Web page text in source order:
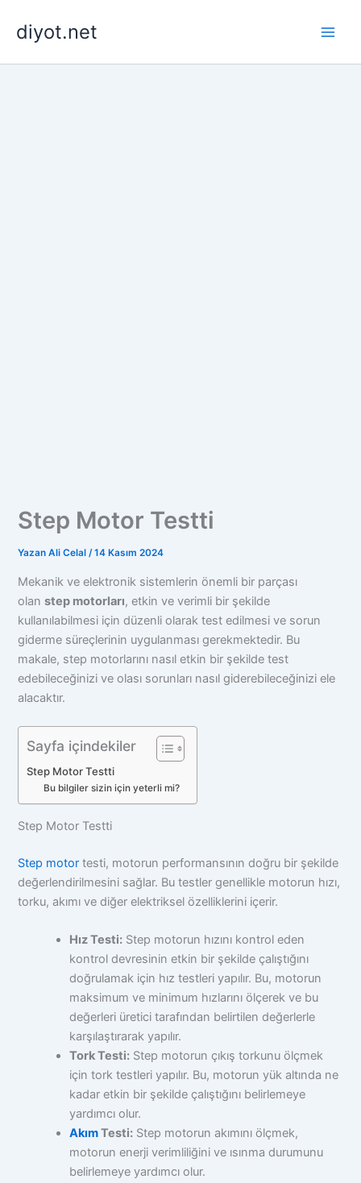
atladiyot.net
Step Motor Testti
Yazan Ali Celal/14 Kasım 2024
Mekanik ve elektronik sistemlerin önemli bir parçası
olanstep motorları, etkin ve verimli bir şekilde
kullanılabilmesi için düzenli olarak test edilmesi ve sorun
giderme süreçlerinin uygulanması gerekmektedir. Bu
makale, step motorlarını nasıl etkin bir şekilde test
edebileceğinizi ve olası sorunları nasıl giderebileceğinizi ele
alacaktır.
Sayfa içindekiler
Step Motor Testti
Bu bilgiler sizin için yeterli mi?
Step Motor Testti
Step motor testi, motorun performansının doğru bir şekilde
değerlendirilmesini sağlar. Bu testler genellikle motorun hızı,
torku, akımı ve diğer elektriksel özelliklerini içerir.
Hız Testi: Step motorun hızını kontrol eden
kontrol devresinin etkin bir şekilde çalıştığını
doğrulamak için hız testleri yapılır. Bu, motorun
maksimum ve minimum hızlarını ölçerek ve bu
değerleri üretici tarafından belirtilen değerlerle
karşılaştırarak yapılır.
Tork Testi: Step motorun çıkış torkunu ölçmek
için tork testleri yapılır. Bu, motorun yük altında ne
kadar etkin bir şekilde çalıştığını belirlemeye
yardımcı olur.
AkımTesti: Step motorun akımını ölçmek,
motorun enerji verimliliğini ve ısınma durumunu
belirlemeye yardımcı olur.